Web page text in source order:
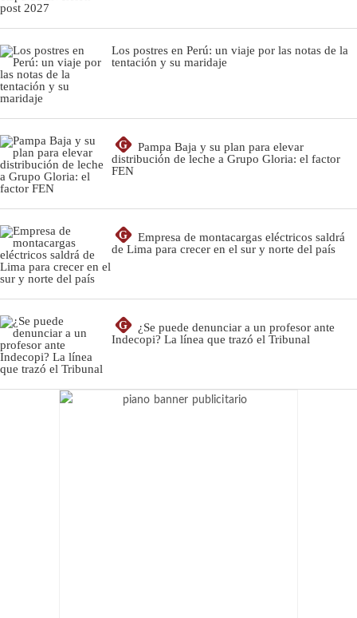
Los postres en Perú: un viaje por las notas de la
tentación y su maridaje
G
Pampa Baja y su plan para elevar
distribución de leche a Grupo Gloria: el factor
FEN
G
Empresa de montacargas eléctricos saldrá
de Lima para crecer en el sur y norte del país
G
¿Se puede denunciar a un profesor ante
Indecopi? La línea que trazó el Tribunal